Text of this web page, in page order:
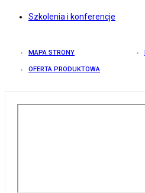
Szkolenia i konferencje
MAPA STRONY
OFERTA PRODUKTOWA